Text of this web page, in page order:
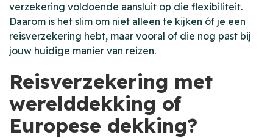
verzekering voldoende aansluit op die flexibiliteit.
Daarom is het slim om niet alleen te kijken óf je een
reisverzekering hebt, maar vooral of die nog past bij
jouw huidige manier van reizen.
Reisverzekering met
werelddekking of
Europese dekking?